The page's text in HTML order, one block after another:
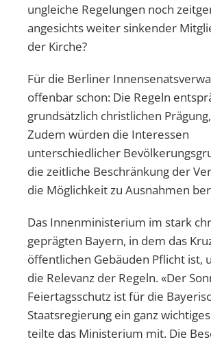
ungleiche Regelungen noch
angesichts weiter sinkender
der Kirche?
Für die Berliner
offenbar schon: Die Regeln
grundsätzlich christlichen
Zudem würden die Interessen
unterschiedlicher
die zeitliche Beschränkung der
die Möglichkeit zu Ausnahmen
Das Innenministerium im stark
geprägten Bayern, in dem das
öffentlichen Gebäuden Pflicht ist,
die Relevanz der Regeln. «Der
Feiertagsschutz ist für die
Staatsregierung ein ganz
teilte das Ministerium mit. Die